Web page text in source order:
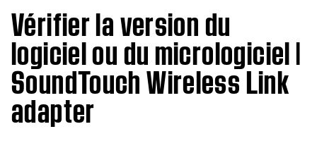
Vérifier la version du
logiciel ou du micrologiciel |
SoundTouch Wireless Link
adapter